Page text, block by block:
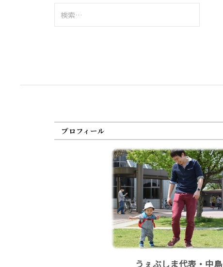
索:
プロフィール
うぇぶしま代表・中島